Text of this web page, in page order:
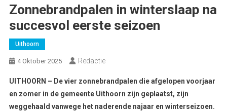
Zonnebrandpalen in winterslaap na
succesvol eerste seizoen
Uithoorn
4 Oktober 2025 Redactie
UITHOORN – De vier zonnebrandpalen die afgelopen voorjaar
en zomer in de gemeente Uithoorn zijn geplaatst, zijn
weggehaald vanwege het naderende najaar en winterseizoen.